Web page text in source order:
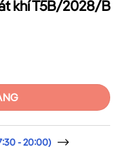
khí T5B/2028/B
B số lượng
- 20:00)